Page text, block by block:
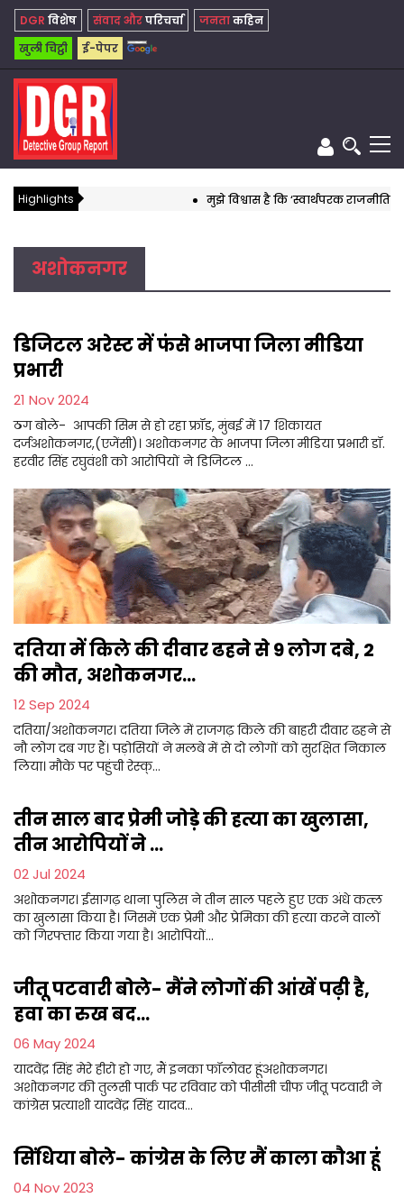
DGR विशेष संवाद औरपरिचर्चा जनताकहिन
खुली चिट्ठी
ई-पेपर
Highlights मुझे विश्वास है कि ‘स्वार्थपरक राजनीति’
अशोकनगर
डिजिटल अरेस्ट में फंसे भाजपा जिला मीडिया
प्रभारी
21 Nov 2024
ठग बोले- आपकी सिम से हो रहा फ्रॉड, मुंबई में 17 शिकायत
दर्जअशोकनगर,(एजेंसी)। अशोकनगर के भाजपा जिला मीडिया प्रभारी डॉ.
हरवीर सिंह रघुवंशी को आरोपियों ने डिजिटल ...
दतिया में किले की दीवार ढहने से 9 लोग दबे, 2
की मौत, अशोकनगर...
12 Sep 2024
दतिया/अशोकनगर। दतिया जिले में राजगढ़ किले की बाहरी दीवार ढहने से
नौ लोग दब गए हैं। पड़ोसियों ने मलबे में से दो लोगों को सुरक्षित निकाल
लिया। मौके पर पहुंची रेस्क्...
तीन साल बाद प्रेमी जोड़े की हत्या का खुलासा,
तीन आरोपियों ने ...
02 Jul 2024
अशोकनगर। ईसागढ़ थाना पुलिस ने तीन साल पहले हुए एक अंधे कत्ल
का खुलासा किया है। जिसमें एक प्रेमी और प्रेमिका की हत्या करने वालों
को गिरफ्तार किया गया है। आरोपियों...
जीतू पटवारी बोले- मैंने लोगों की आंखें पढ़ी है,
हवा का रुख बद...
06 May 2024
यादवेंद्र सिंह मेरे हीरो हो गए, मैं इनका फॉलोवर हूंअशोकनगर।
अशोकनगर की तुलसी पार्क पर रविवार को पीसीसी चीफ जीतू पटवारी ने
कांग्रेस प्रत्याशी यादवेंद्र सिंह यादव...
सिंधिया बोले- कांग्रेस के लिए मैं काला कौआ हूं
04 Nov 2023